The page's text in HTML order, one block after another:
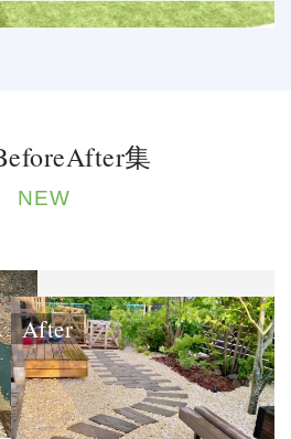
集
NEW
After